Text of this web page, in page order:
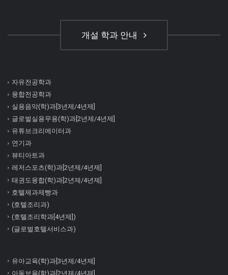
개설 학과 안내
자유전공학과
융합전공학과
실용음악(학)과[3년제/4년제]
글로벌실용무용(학)과[2년제/4년제]
유튜브크리에이터과
연기과
뷰티아트과
레저스포츠(학)과[2년제/4년제]
태권도융합(학)과[2년제/4년제]
호텔제과제빵과
(호텔조리과)
(호텔조리학과[4년제])
(글로벌호텔서비스과)
유아교육(학)과[3년제/4년제]
아동보육(학)과[2년제/4년제]